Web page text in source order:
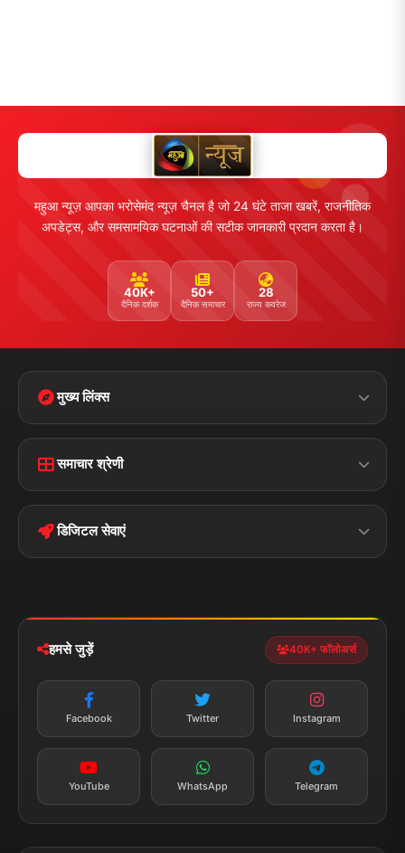
महुआ न्यूज़ आपका भरोसेमंद न्यूज़ चैनल है जो 24 घंटे ताजा खबरें, राजनीतिक
अपडेट्स, और समसामयिक घटनाओं की सटीक जानकारी प्रदान करता है।
40K+
दैनिक दर्शक
50+
दैनिक समाचार
28
राज्य कवरेज
मुख्य लिंक्स
Disclaimer
Terms &
Privacy Policy
समाचार श्रेणी
पॉलिटिकल झारखण्ड
डिजिटल सेवाएं
न्यूज़ अलर्ट
तत्काल अपडेट
सब्सक्राइब करें
हमसे जुड़ें 40K+ फॉलोअर्स
Facebook Twitter Instagram
YouTube WhatsApp Telegram